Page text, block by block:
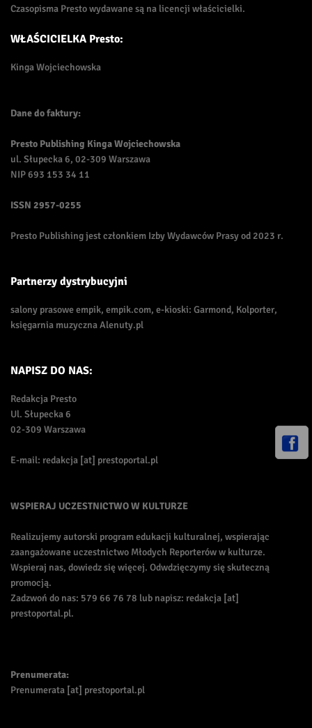
Czasopisma Presto wydawane są na licencji właścicielki.
WŁAŚCICIELKA Presto:
Kinga Wojciechowska
Dane do faktury:
Presto Publishing Kinga Wojciechowska
ul. Słupecka 6, 02-309 Warszawa
NIP 693 153 34 11
ISSN 2957-0255
Presto Publishing jest członkiem Izby Wydawców Prasy od 2023 r.
Partnerzy dystrybucyjni
salony prasowe empik, empik.com, e-kioski: Garmond, Kolporter,
księgarnia muzyczna Alenuty.pl
NAPISZ DO NAS:
Redakcja Presto
Ul. Słupecka 6
02-309 Warszawa
E-mail: redakcja [at] prestoportal.pl
WSPIERAJ UCZESTNICTWO W KULTURZE
Realizujemy autorski program edukacji kulturalnej, wspierając
zaangażowane uczestnictwo Młodych Reporterów w kulturze.
Wspieraj nas, dowiedz się więcej. Odwdzięczymy się skuteczną
promocją.
Zadzwoń do nas: 579 66 76 78 lub napisz: redakcja [at]
prestoportal.pl.
Prenumerata:
Prenumerata [at] prestoportal.pl